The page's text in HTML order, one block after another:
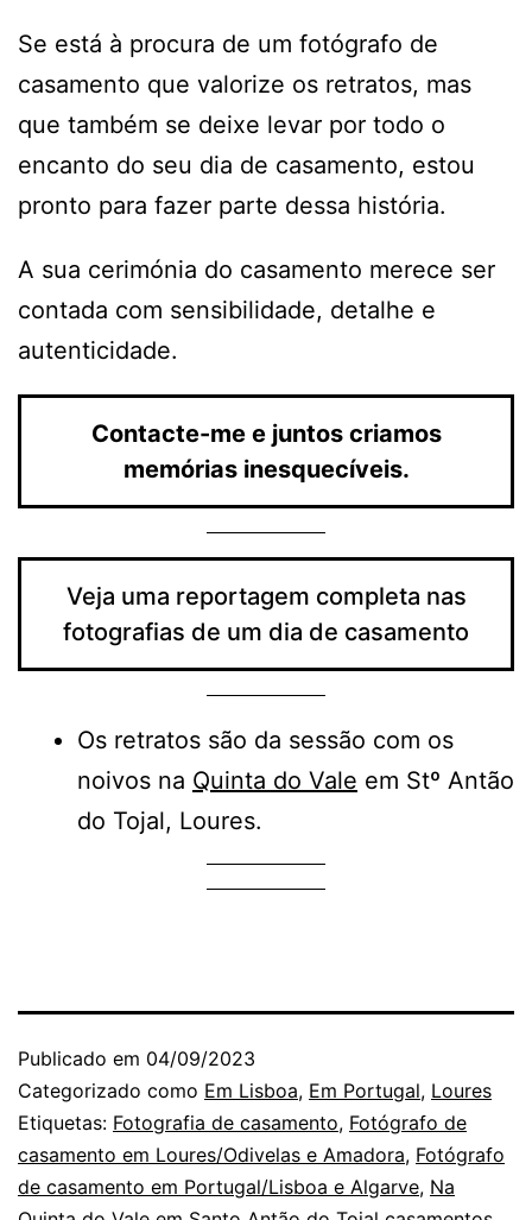
Se está à procura de um fotógrafo de
casamento que valorize os retratos, mas
que também se deixe levar por todo o
encanto do seu dia de casamento, estou
pronto para fazer parte dessa história.
A sua cerimónia do casamento merece ser
contada com sensibilidade, detalhe e
autenticidade.
Contacte-me e juntos criamos
memórias inesquecíveis.
Veja uma reportagem completa nas
fotografias de um dia de casamento
Os retratos são da sessão com os
noivos na Quinta do Vale em Stº Antão
do Tojal, Loures.
Publicado em 04/09/2023
Categorizado como Em Lisboa, Em Portugal, Loures
Etiquetas: Fotografia de casamento, Fotógrafo de
casamento em Loures/Odivelas e Amadora, Fotógrafo
de casamento em Portugal/Lisboa e Algarve, Na